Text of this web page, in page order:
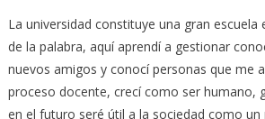
La universidad constituye una gran escuela
de la palabra, aquí aprendí a gestionar
nuevos amigos y conocí personas que me
proceso docente, crecí como ser humano,
en el futuro seré útil a la sociedad como un